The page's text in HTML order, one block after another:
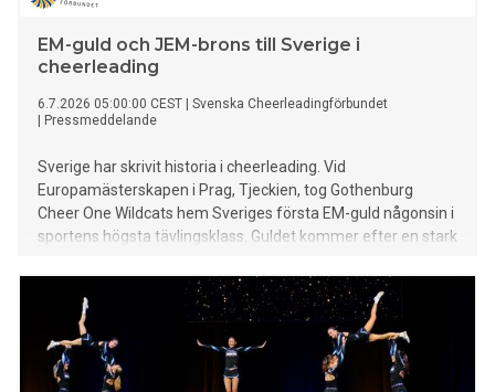
EM-guld och JEM-brons till Sverige i
cheerleading
6.7.2026 05:00:00 CEST
Svenska Cheerleadingförbundet
Pressmeddelande
Sverige har skrivit historia i cheerleading. Vid
Europamästerskapen i Prag, Tjeckien, tog Gothenburg
Cheer One Wildcats hem Sveriges första EM-guld någonsin i
sportens högsta tävlingsklass. Guldet kommer efter en stark
första gången och nominerats till Årets lag på Idrottsgalan.
Även junior-EM avgjordes under helgen med två svenska lag
i den högsta tävlingsklassen. Gothenburg Cheer One
Bobcats tog hem brons, medan GCF Uppsala USC Excaliburs
slutade på en imponerande fjärdeplats.